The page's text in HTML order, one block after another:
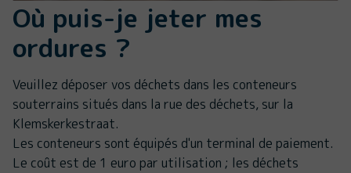
Où puis-je jeter mes
ordures ?
Veuillez déposer vos déchets dans les conteneurs
souterrains situés dans la rue des déchets, sur la
Klemskerkestraat.
Les conteneurs sont équipés d'un terminal de paiement.
Le coût est de 1 euro par utilisation ; les déchets